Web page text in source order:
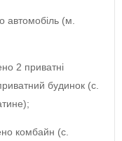
автомобіль (м.
2 приватні
будинок (с.
комбайн (с.